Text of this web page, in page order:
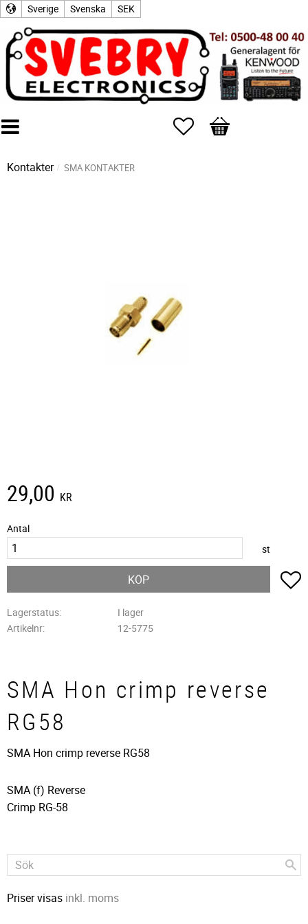
Sverige Svenska SEK
Favoriter
Kundvagn
Kontakter SMA KONTAKTER
29,00 KR
Antal
st
KÖP
Lagerstatus
I lager
Artikelnr
12-5775
SMA Hon crimp reverse
RG58
SMA Hon crimp reverse RG58
SMA (f) Reverse
Crimp RG-58
Priser visas inkl. moms